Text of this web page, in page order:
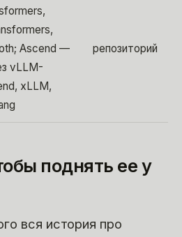
Ascend —
vLLM-
xLLM,
репозиторий
поднять ее у
вся история про